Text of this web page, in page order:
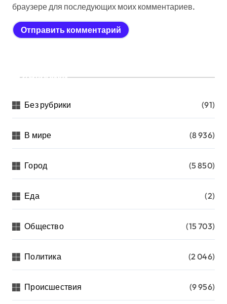
браузере для последующих моих комментариев.
Рубрики
Без рубрики (91)
В мире (8 936)
Город (5 850)
Еда (2)
Общество (15 703)
Политика (2 046)
Происшествия (9 956)